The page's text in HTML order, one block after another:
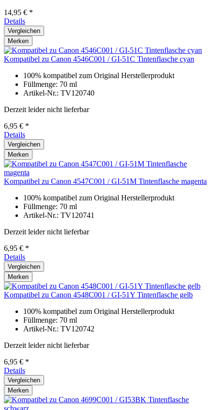
14,95 € *
Details
Vergleichen
Merken
Kompatibel zu Canon 4546C001 / GI-51C Tintenflasche cyan
100% kompatibel zum Original Herstellerprodukt
Füllmenge: 70 ml
Artikel-Nr.: TV120740
Derzeit leider nicht lieferbar
6,95 € *
Details
Vergleichen
Merken
Kompatibel zu Canon 4547C001 / GI-51M Tintenflasche magenta
100% kompatibel zum Original Herstellerprodukt
Füllmenge: 70 ml
Artikel-Nr.: TV120741
Derzeit leider nicht lieferbar
6,95 € *
Details
Vergleichen
Merken
Kompatibel zu Canon 4548C001 / GI-51Y Tintenflasche gelb
100% kompatibel zum Original Herstellerprodukt
Füllmenge: 70 ml
Artikel-Nr.: TV120742
Derzeit leider nicht lieferbar
6,95 € *
Details
Vergleichen
Merken